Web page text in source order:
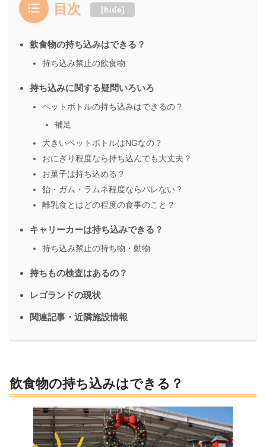
目次 [hide]
飲食物の持ち込みはできる？
持ち込み禁止の飲食物
持ち込みに関する疑問いろいろ
ペットボトルの持ち込みはできるの？
補足
大きいペットボトルはNGなの？
おにぎり程度なら持ち込んでも大丈夫？
お菓子は持ち込める？
飴・ガム・ラムネ程度ならバレない？
離乳食とはどの程度の食事のこと？
キャリーカーは持ち込みできる？
持ち込み禁止の持ち物・動物
持ちもの検査はあるの？
レゴランドの現状
関連記事・近隣施設情報
飲食物の持ち込みはできる？